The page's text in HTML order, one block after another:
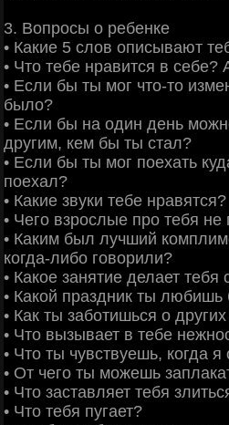
3. Вопросы о ребенке
• Какие 5 слов описывают
• Что тебе нравится в себе?
• Если бы ты мог что-то
было?
• Если бы на один день
другим, кем бы ты стал?
• Если бы ты мог поехать
поехал?
• Какие звуки тебе нравятся?
• Чего взрослые про тебя
• Каким был лучший
когда-либо говорили?
• Какое занятие делает тебя
• Какой праздник ты любишь
• Как ты заботишься о
• Что вызывает в тебе
• Что ты чувствуешь, когда
• От чего ты можешь
• Что заставляет тебя
• Что тебя пугает?